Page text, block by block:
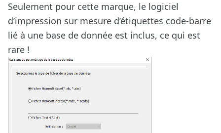
Seulement pour cette marque, le logiciel
d’impression sur mesure d’étiquettes code-barre
lié à une base de donnée est inclus, ce qui est
rare !